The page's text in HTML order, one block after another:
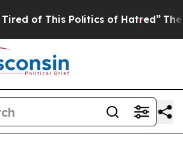
Politics of Hatred” The Story